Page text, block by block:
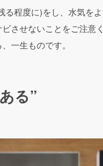
程度に)をし、水気をよ
させないことをご注意く
一生ものです。
る”